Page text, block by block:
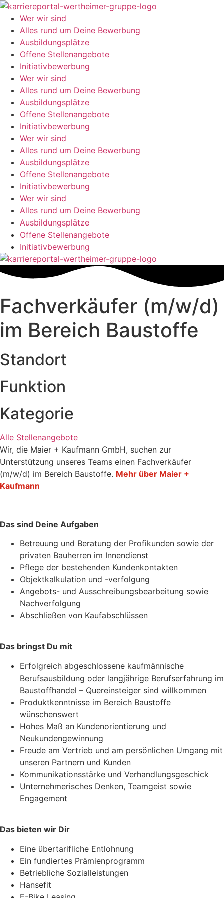
Zum
Inhalt
springen
Wer wir sind
Alles rund um Deine Bewerbung
Ausbildungsplätze
Offene Stellenangebote
Initiativbewerbung
Wer wir sind
Alles rund um Deine Bewerbung
Ausbildungsplätze
Offene Stellenangebote
Initiativbewerbung
Wer wir sind
Alles rund um Deine Bewerbung
Ausbildungsplätze
Offene Stellenangebote
Initiativbewerbung
Wer wir sind
Alles rund um Deine Bewerbung
Ausbildungsplätze
Offene Stellenangebote
Initiativbewerbung
Fachverkäufer (m/w/d)
im Bereich Baustoffe
Standort
Funktion
Kategorie
Alle StellenangeboteAlle Stellenangebote
Wir, die Maier + Kaufmann GmbH, suchen zur
Unterstützung unseres Teams einen Fachverkäufer
(m/w/d) im Bereich Baustoffe. Mehr über Maier +
Kaufmann
Das sind Deine Aufgaben
Betreuung und Beratung der Profikunden sowie der
privaten Bauherren im Innendienst
Pflege der bestehenden Kundenkontakten
Objektkalkulation und -verfolgung
Angebots- und Ausschreibungsbearbeitung sowie
Nachverfolgung
Abschließen von Kaufabschlüssen
Das bringst Du mit
Erfolgreich abgeschlossene kaufmännische
Berufsausbildung oder langjährige Berufserfahrung im
Baustoffhandel – Quereinsteiger sind willkommen
Produktkenntnisse im Bereich Baustoffe
wünschenswert
Hohes Maß an Kundenorientierung und
Neukundengewinnung
Freude am Vertrieb und am persönlichen Umgang mit
unseren Partnern und Kunden
Kommunikationsstärke und Verhandlungsgeschick
Unternehmerisches Denken, Teamgeist sowie
Engagement
Das bieten wir Dir
Eine übertarifliche Entlohnung
Ein fundiertes Prämienprogramm
Betriebliche Sozialleistungen
Hansefit